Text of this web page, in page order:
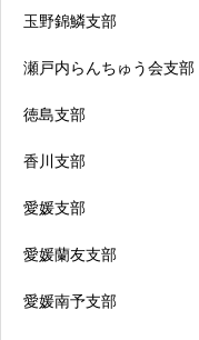
玉野錦鱗支部
瀬戸内らんちゅう会支部
徳島支部
香川支部
愛媛支部
愛媛蘭友支部
愛媛南予支部